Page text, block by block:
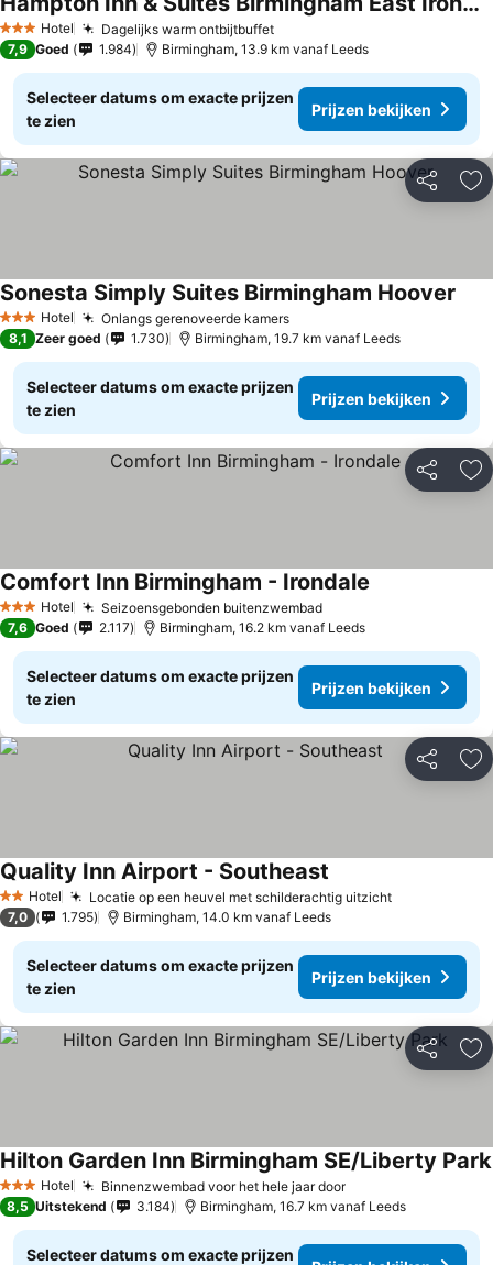
3 SterrenHotel Dagelijks warm ontbijtbuffet
7,9 Goed 1.984 Birmingham, 13.9 km vanaf Leeds
Selecteer datums om exacte prijzen
te zien
Prijzen bekijken
Delen
3 SterrenHotel Onlangs gerenoveerde kamers
Sonesta Simply Suites Birmingham Hoover
8,1 Zeer goed 1.730 Birmingham, 19.7 km vanaf Leeds
Selecteer datums om exacte prijzen
te zien
Prijzen bekijken
Delen
3 SterrenHotel Seizoensgebonden buitenzwembad
Comfort Inn Birmingham - Irondale
7,6 Goed 2.117 Birmingham, 16.2 km vanaf Leeds
Selecteer datums om exacte prijzen
te zien
Prijzen bekijken
Delen
2 Sterren
Hotel Locatie op een heuvel met schilderachtig uitzicht
Quality Inn Airport - Southeast
7,0 1.795 Birmingham, 14.0 km vanaf Leeds
Selecteer datums om exacte prijzen
te zien
Prijzen bekijken
Delen
3 SterrenHotel Binnenzwembad voor het hele jaar door
Hilton Garden Inn Birmingham SE/Liberty Park
8,5 Uitstekend 3.184 Birmingham, 16.7 km vanaf Leeds
Selecteer datums om exacte prijzen